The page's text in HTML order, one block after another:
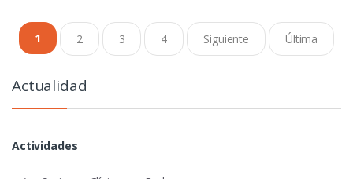
1 2 3 4 Siguiente Última
Actualidad
Actividades